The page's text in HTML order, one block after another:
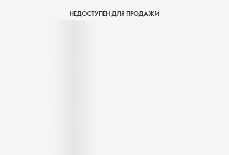
НЕДОСТУПЕН ДЛЯ ПРОДАЖИ